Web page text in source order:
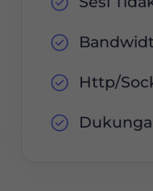
Http/